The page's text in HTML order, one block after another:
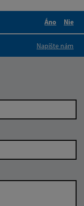
Áno
Nie
Napíšte nám